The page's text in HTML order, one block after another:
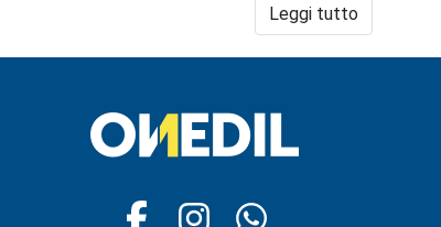
è, invece, il rivestimento decorativo
antico, è la finitura acrilica all’acqua per interni,
metallico che permette di ottenere superfici
chi preferisce un effetto decorativo
Leggi tutto